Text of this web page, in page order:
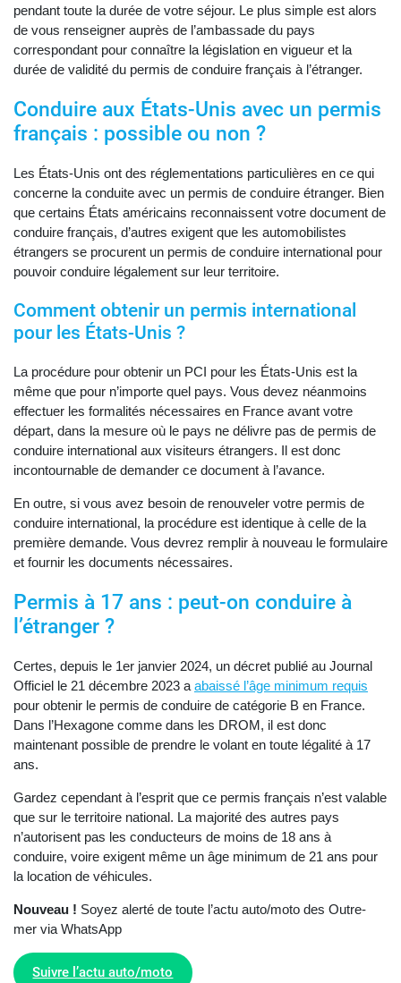
pendant toute la durée de votre séjour. Le plus simple est alors
de vous renseigner auprès de l’ambassade du pays
correspondant pour connaître la législation en vigueur et la
durée de validité du permis de conduire français à l’étranger.
Conduire aux États-Unis avec un permis
français : possible ou non ?
Les États-Unis ont des réglementations particulières en ce qui
concerne la conduite avec un permis de conduire étranger. Bien
que certains États américains reconnaissent votre document de
conduire français, d’autres exigent que les automobilistes
étrangers se procurent un permis de conduire international pour
pouvoir conduire légalement sur leur territoire.
Comment obtenir un permis international
pour les États-Unis ?
La procédure pour obtenir un PCI pour les États-Unis est la
même que pour n’importe quel pays. Vous devez néanmoins
effectuer les formalités nécessaires en France avant votre
départ, dans la mesure où le pays ne délivre pas de permis de
conduire international aux visiteurs étrangers. Il est donc
incontournable de demander ce document à l’avance.
En outre, si vous avez besoin de renouveler votre permis de
conduire international, la procédure est identique à celle de la
première demande. Vous devrez remplir à nouveau le formulaire
et fournir les documents nécessaires.
Permis à 17 ans : peut-on conduire à
l’étranger ?
Certes, depuis le 1er janvier 2024, un décret publié au Journal
Officiel le 21 décembre 2023 a abaissé l’âge minimum requis
pour obtenir le permis de conduire de catégorie B en France.
Dans l’Hexagone comme dans les DROM, il est donc
maintenant possible de prendre le volant en toute légalité à 17
ans.
Gardez cependant à l’esprit que ce permis français n’est valable
que sur le territoire national. La majorité des autres pays
n’autorisent pas les conducteurs de moins de 18 ans à
conduire, voire exigent même un âge minimum de 21 ans pour
la location de véhicules.
Nouveau ! Soyez alerté de toute l’actu auto/moto des Outre-
mer via WhatsApp
Suivre l’actu auto/moto